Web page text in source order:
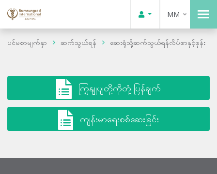
MM
ပင်မစာမျက်နှာ ဆက်သွယ်ရန် ဆေးရုံသို့ဆက်သွယ်ရန်လိပ်စာနှင့်ဖုန်း
ကြှနျုပျတို့ကိုတုံ့ပြန်ချက်
ကျန်းမာရေးစစ်ဆေးခြင်း